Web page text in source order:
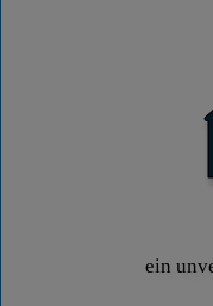
ein